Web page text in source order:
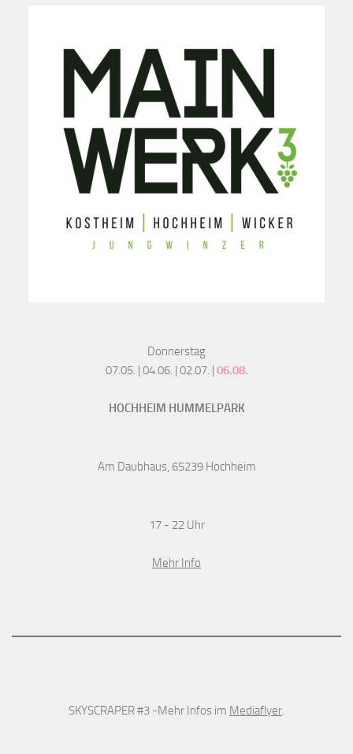
Donnerstag
07.05. | 04.06. | 02.07. | 06.08.
HOCHHEIM HUMMELPARK
Am Daubhaus, 65239 Hochheim
17 - 22 Uhr
Mehr Info
SKYSCRAPER #3 -Mehr Infos im Mediaflyer.